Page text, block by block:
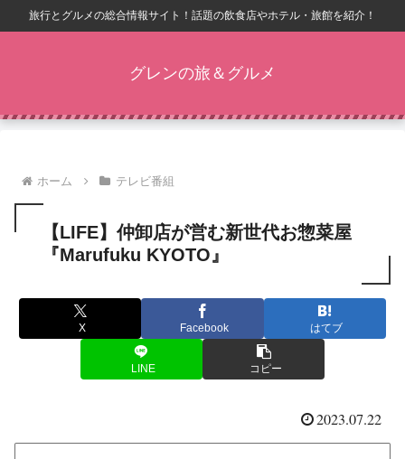
旅行とグルメの総合情報サイト！話題の飲食店やホテル・旅館を紹介！
グレンの旅＆グルメ
ホーム テレビ番組
【LIFE】仲卸店が営む新世代お惣菜屋
『Marufuku KYOTO』
X Facebook はてブ
LINE コピー
2023.07.22